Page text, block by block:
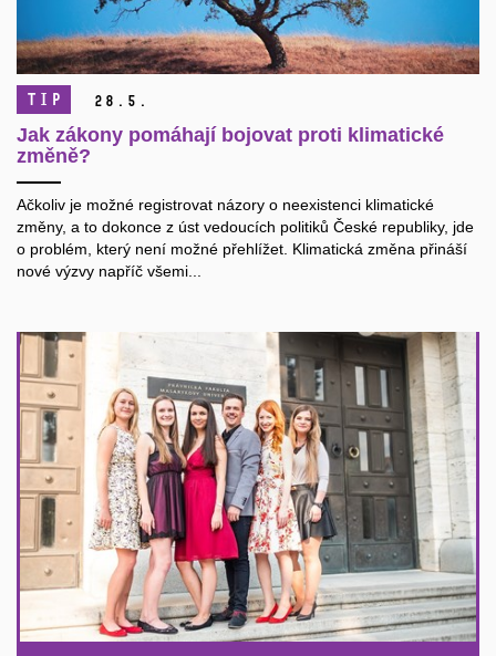
TIP 28. 5.
Jak zákony pomáhají bojovat proti klimatické
změně?
Ačkoliv je možné registrovat názory o neexistenci klimatické
změny, a to dokonce z úst vedoucích politiků České republiky, jde
o problém, který není možné přehlížet. Klimatická změna přináší
nové výzvy napříč všemi...